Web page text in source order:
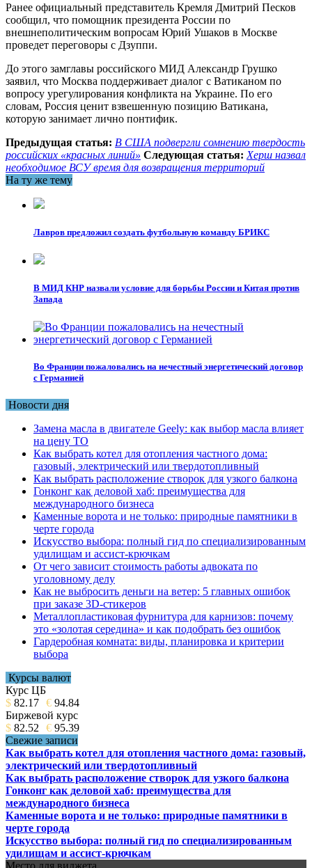
Ранее официальный представитель Кремля Дмитрий Песков
сообщил, что помощник президента России по
внешнеполитическим вопросам Юрий Ушаков в Москве
проведет переговоры с Дзуппи.
До этого замглавы российского МИД Александр Грушко
заявил, что Москва поддерживает диалог с Ватиканом по
вопросу урегулирования конфликта на Украине. По его
словам, Россия ценит взвешенную позицию Ватикана,
которую занимает лично понтифик.
Предыдущая статья: В США подвергли сомнению твердость
российских «красных линий» Следующая статья: Херш назвал
необходимое ВСУ время для возвращения территорий
На ту же тему
Лавров предложил создать футбольную команду БРИКС
В МИД КНР назвали условие для борьбы России и Китая против
Запада
Во Франции пожаловались на нечестный энергетический договор
с Германией
Новости дня
Замена масла в двигателе Geely: как выбор масла влияет
на цену ТО
Как выбрать котел для отопления частного дома:
газовый, электрический или твердотопливный
Как выбрать расположение створок для узкого балкона
Гонконг как деловой хаб: преимущества для
международного бизнеса
Каменные ворота и не только: природные памятники в
черте города
Искусство выбора: полный гид по специализированным
удилищам и ассист-крючкам
От чего зависит стоимость работы адвоката по
уголовному делу
Как не выбросить деньги на ветер: 5 главных ошибок
при заказе 3D-стикеров
Металлопластиковая фурнитура для карнизов: почему
это «золотая середина» и как подобрать без ошибок
Гардеробная комната: виды, планировка и критерии
выбора
Курсы валют
Курс ЦБ
$ 82.17 € 94.84
Биржевой курс
$ 82.52 € 95.39
Свежие записи
Как выбрать котел для отопления частного дома: газовый,
электрический или твердотопливный
Как выбрать расположение створок для узкого балкона
Гонконг как деловой хаб: преимущества для
международного бизнеса
Каменные ворота и не только: природные памятники в
черте города
Искусство выбора: полный гид по специализированным
удилищам и ассист-крючкам
Место для виджета